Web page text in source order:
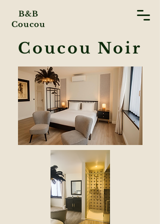
B&B
Coucou
Coucou Noir